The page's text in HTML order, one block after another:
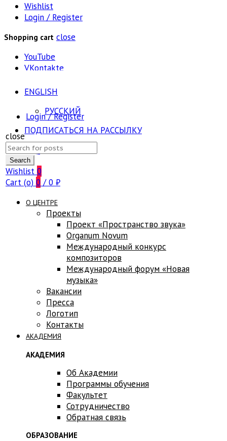
Wishlist
Login / Register
Shopping cart close
YouTube
VKontakte
ENGLISH
РУССКИЙ
ПОДПИСАТЬСЯ НА РАССЫЛКУ
FAQ
Login / Register
close
Search
for:
Search
Wishlist 0
Cart (o) 0 / 0 ₽
О ЦЕНТРЕ
Проекты
Проект «Пространство звука»
Оrganum Novum
Международный конкурс
композиторов
Международный форум «Новая
музыка»
Вакансии
Пресса
Логотип
Контакты
АКАДЕМИЯ
АКАДЕМИЯ
Об Академии
Программы обучения
Факультет
Сотрудничество
Обратная связь
ОБРАЗОВАНИЕ